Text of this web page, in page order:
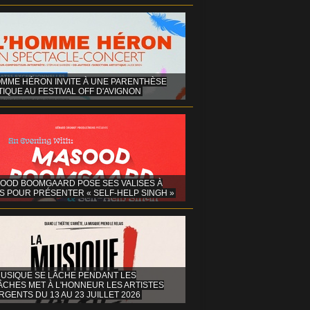
HÉRON INVITE À UNE PARENTHÈSE
AU FESTIVAL OFF D'AVIGNON
BOOMGAARD POSE SES VALISES À
POUR PRÉSENTER « SELF-HELP SINGH »
SE LÂCHE PENDANT LES
MET À L'HONNEUR LES ARTISTES
DU 13 AU 23 JUILLET 2026